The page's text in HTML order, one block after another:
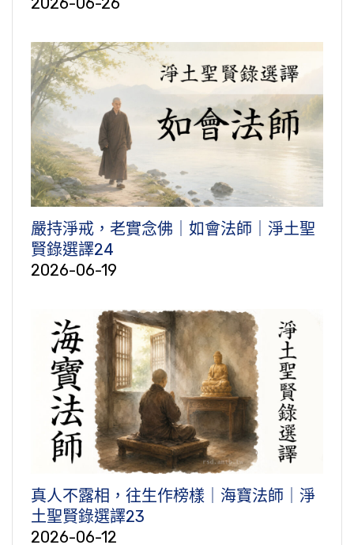
嚴持淨戒，老實念佛｜如會法師｜淨土聖
賢錄選譯24
2026-06-19
真人不露相，往生作榜樣｜海寶法師｜淨
土聖賢錄選譯23
2026-06-12